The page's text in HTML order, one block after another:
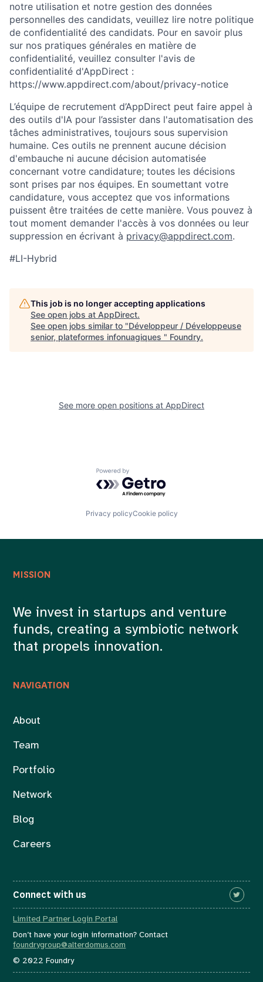
notre utilisation et notre gestion des données
personnelles des candidats, veuillez lire notre politique
de confidentialité des candidats. Pour en savoir plus
sur nos pratiques générales en matière de
confidentialité, veuillez consulter l'avis de
confidentialité d'AppDirect :
https://www.appdirect.com/about/privacy-notice
L’équipe de recrutement d’AppDirect peut faire appel à
des outils d'IA pour l’assister dans l'automatisation des
tâches administratives, toujours sous supervision
humaine. Ces outils ne prennent aucune décision
d'embauche ni aucune décision automatisée
concernant votre candidature; toutes les décisions
sont prises par nos équipes. En soumettant votre
candidature, vous acceptez que vos informations
puissent être traitées de cette manière. Vous pouvez à
tout moment demander l'accès à vos données ou leur
suppression en écrivant à privacy@appdirect.com.
#LI-Hybrid
This job is no longer accepting applications
See open jobs at AppDirect.
See open jobs similar to "Développeur / Développeuse
senior, plateformes infonuagiques " Foundry.
See more open positions at AppDirect
Powered by Getro.com
Privacy policyCookie policy
NAVIGATION
About
Team
Portfolio
Network
Blog
Careers
MISSION
We invest in startups and venture
funds, creating a symbiotic network
that propels innovation.
Connect with us
Limited Partner Login Portal
Don’t have your login information? Contact
foundrygroup@alterdomus.com
© 2022 Foundry